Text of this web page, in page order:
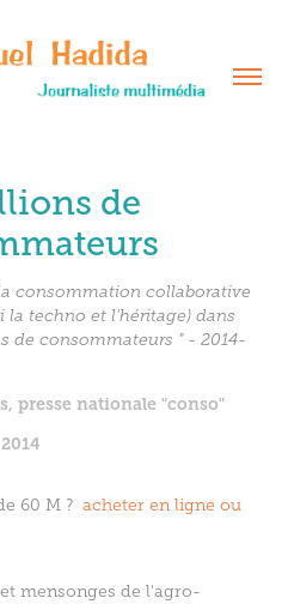
de
consommation collaborative
la techno et l'héritage) dans
de consommateurs " - 2014-
presse nationale "conso"
2014
60 M ? acheter en ligne ou
mensonges de l'agro-